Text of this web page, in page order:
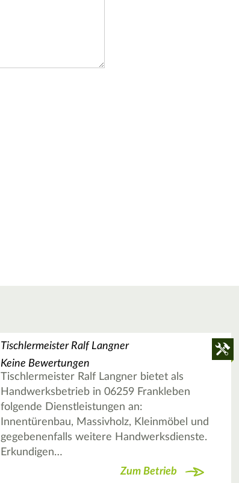
Tischlermeister Ralf Langner
Keine Bewertungen
Tischlermeister Ralf Langner bietet als
Handwerksbetrieb in 06259 Frankleben
folgende Dienstleistungen an:
Innentürenbau, Massivholz, Kleinmöbel und
gegebenenfalls weitere Handwerksdienste.
Erkundigen…
Zum Betrieb